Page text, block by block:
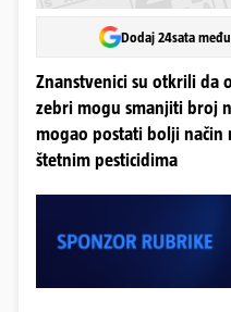
Dodaj 24sata
Znanstvenici su otkrili da
zebri mogu smanjiti broj
mogao postati bolji način
štetnim pesticidima